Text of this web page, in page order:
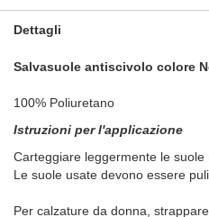
Dettagli
Salvasuole antiscivolo colore
100% Poliuretano
Istruzioni per l'applicazione
Carteggiare leggermente le suole
Le suole usate devono essere
Per calzature da donna,